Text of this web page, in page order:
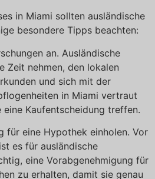
in Miami sollten ausländische
besondere Tipps beachten:
an. Ausländische
Zeit nehmen, den lokalen
und sich mit der
in Miami vertraut
eine Kaufentscheidung treffen.
für eine Hypothek einholen. Vor
es für ausländische
eine Vorabgenehmigung für
zu erhalten, damit sie genau